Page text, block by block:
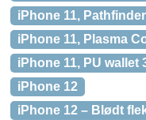
iPhone 11,
iPhone 11, Plasma
iPhone 11, PU
iPhone 12
iPhone 12 – Blødt